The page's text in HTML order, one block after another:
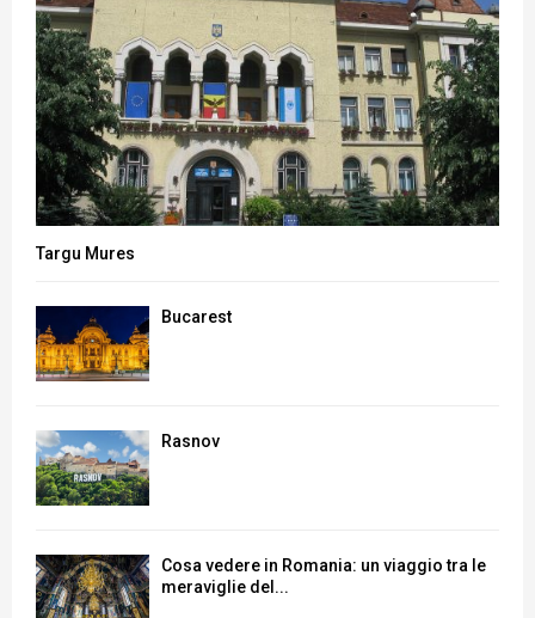
Targu Mures
Bucarest
Rasnov
Cosa vedere in Romania: un viaggio tra le
meraviglie del...